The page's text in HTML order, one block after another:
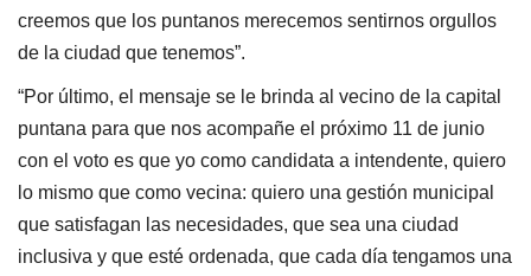
creemos que los puntanos merecemos sentirnos orgullos
de la ciudad que tenemos”.
“Por último, el mensaje se le brinda al vecino de la capital
puntana para que nos acompañe el próximo 11 de junio
con el voto es que yo como candidata a intendente, quiero
lo mismo que como vecina: quiero una gestión municipal
que satisfagan las necesidades, que sea una ciudad
inclusiva y que esté ordenada, que cada día tengamos una